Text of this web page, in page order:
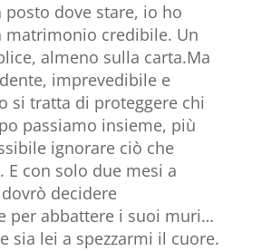
dove stare, io ho
matrimonio credibile. Un
almeno sulla carta.Ma
imprevedibile e
si tratta di proteggere chi
passiamo insieme, più
ignorare ciò che
E con solo due mesi a
decidere
per abbattere i suoi muri…
sia lei a spezzarmi il cuore.